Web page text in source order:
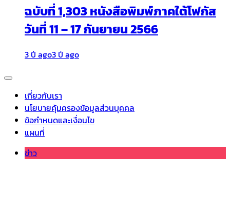
ฉบับที่ 1,303 หนังสือพิมพ์ภาคใต้โฟกัส
วันที่ 11 – 17 กันยายน 2566
3 ปี ago3 ปี ago
เกี่ยวกับเรา
นโยบายคุ้มครองข้อมูลส่วนบุคคล
ข้อกำหนดและเงื่อนไข
แผนที่
ข่าว